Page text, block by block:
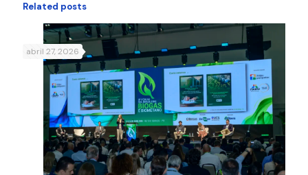
Related posts
abril 27, 2026